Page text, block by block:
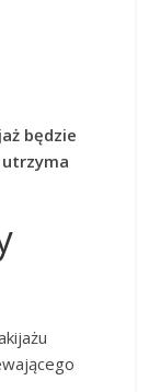
będzie
utrzyma